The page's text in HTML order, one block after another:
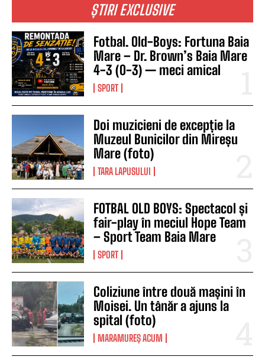
ȘTIRI EXCLUSIVE
Fotbal. Old-Boys: Fortuna Baia
Mare – Dr. Brown’s Baia Mare
4-3 (0-3) — meci amical
SPORT
Doi muzicieni de excepție la
Muzeul Bunicilor din Mireșu
Mare (foto)
TARA LAPUSULUI
FOTBAL OLD BOYS: Spectacol și
fair-play în meciul Hope Team
– Sport Team Baia Mare
SPORT
Coliziune între două mașini în
Moisei. Un tânăr a ajuns la
spital (foto)
MARAMUREȘ ACUM